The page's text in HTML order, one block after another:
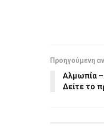
Προηγούμενη
Αλμωπία –
Δείτε το